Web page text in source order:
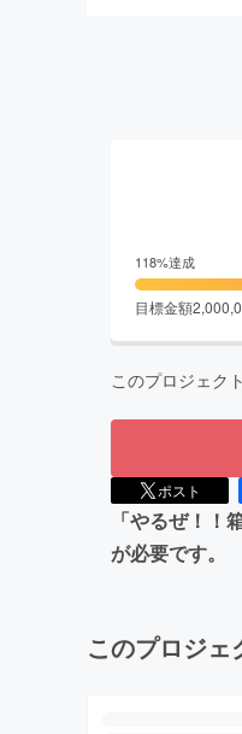
118%達成
目標金額
このプロジェクト
ポスト
「やるぜ！
が必要です。
このプロジ